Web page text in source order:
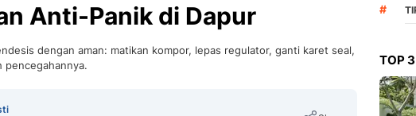
Anti-Panik di Dapur
dengan aman: matikan kompor, lepas regulator, ganti karet seal,
pencegahannya.
#
TOP